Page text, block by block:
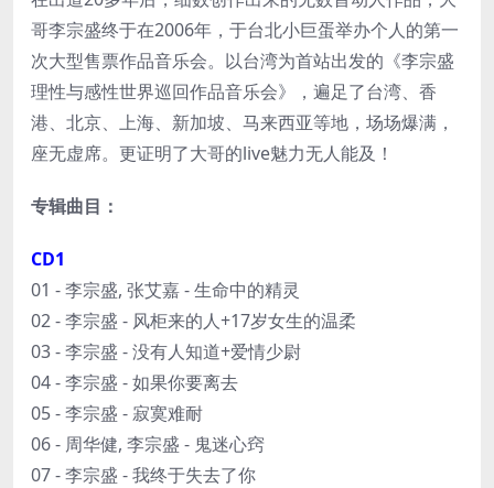
哥李宗盛终于在2006年，于台北小巨蛋举办个人的第一
次大型售票作品音乐会。以台湾为首站出发的《李宗盛
理性与感性世界巡回作品音乐会》，遍足了台湾、香
港、北京、上海、新加坡、马来西亚等地，场场爆满，
座无虚席。更证明了大哥的live魅力无人能及！
专辑曲目：
CD1
01 - 李宗盛, 张艾嘉 - 生命中的精灵
02 - 李宗盛 - 风柜来的人+17岁女生的温柔
03 - 李宗盛 - 没有人知道+爱情少尉
04 - 李宗盛 - 如果你要离去
05 - 李宗盛 - 寂寞难耐
06 - 周华健, 李宗盛 - 鬼迷心窍
07 - 李宗盛 - 我终于失去了你